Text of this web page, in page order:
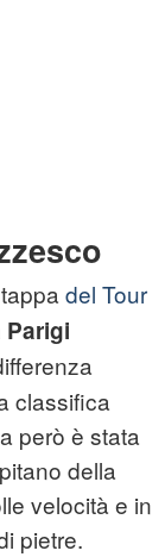
del Tour
Parigi
classifica
però è stata
della
velocità e in
pietre.